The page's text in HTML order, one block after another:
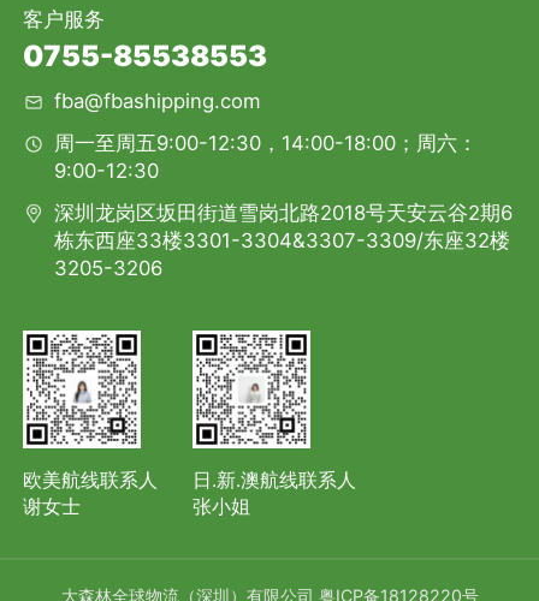
客户服务
0755-85538553
fba@fbashipping.com
周一至周五9:00-12:30，14:00-18:00；周六：
9:00-12:30
深圳龙岗区坂田街道雪岗北路2018号天安云谷2期6
栋东西座33楼3301-3304&3307-3309/东座32楼
3205-3206
欧美航线联系人
谢女士
日.新.澳航线联系人
张小姐
大森林全球物流（深圳）有限公司 粤ICP备18128220号